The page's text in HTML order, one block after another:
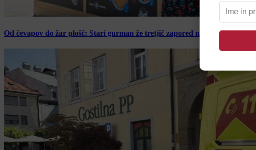
Od čevapov do žar plošč: Stari gurman že tretjič zapored navdušil Ptujčane